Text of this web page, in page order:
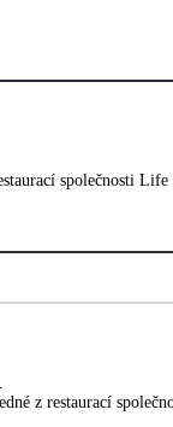
společnosti Life
z restaurací